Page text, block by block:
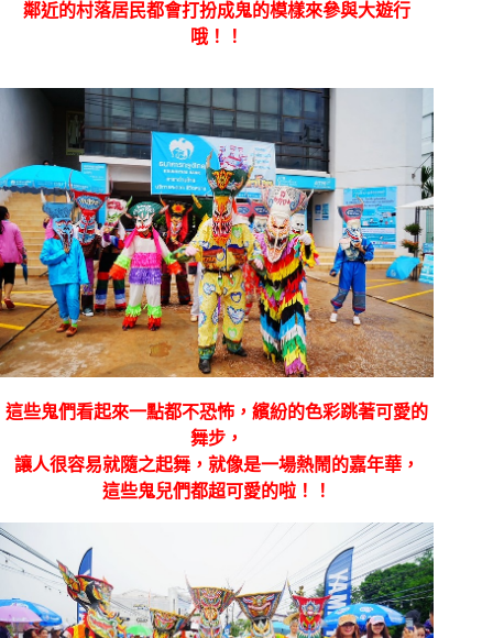
鄰近的村落居民都會打扮成鬼的模樣來參與大遊行
哦！！
這些鬼們看起來一點都不恐怖，繽紛的色彩跳著可愛的
舞步，
讓人很容易就隨之起舞，就像是一場熱鬧的嘉年華，
這些鬼兒們都超可愛的啦！！